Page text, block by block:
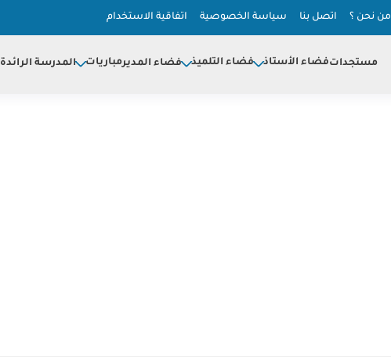
من نحن ؟ اتصل بنا سياسة الخصوصية اتفاقية الاستخدام
مستجداتفضاء الأستاذ فضاء التلميذ فضاء المديرمباريات المدرسة الرائدة